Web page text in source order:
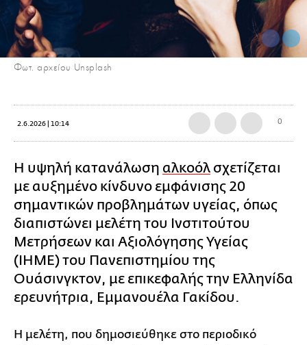
Φωτ. αρχείου Unsplash
2.6.2026 | 10:14 0
Η υψηλή κατανάλωση αλκοόλ σχετίζεται
με αυξημένο κίνδυνο εμφάνισης 20
σημαντικών προβλημάτων υγείας, όπως
διαπιστώνει μελέτη του Ινστιτούτου
Μετρήσεων και Αξιολόγησης Υγείας
(IHME) του Πανεπιστημίου της
Ουάσινγκτον, με επικεφαλής την Ελληνίδα
ερευνήτρια, Εμμανουέλα Γακίδου.
Η μελέτη, που δημοσιεύθηκε στο περιοδικό